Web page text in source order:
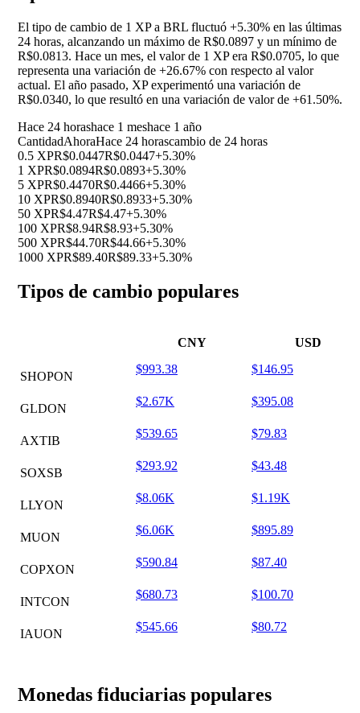
El tipo de cambio de 1 XP a BRL fluctuó +5.30% en las últimas
24 horas, alcanzando un máximo de R$0.0897 y un mínimo de
R$0.0813. Hace un mes, el valor de 1 XP era R$0.0705, lo que
representa una variación de +26.67% con respecto al valor
actual. El año pasado, XP experimentó una variación de
R$0.0340, lo que resultó en una variación de valor de +61.50%.
Hace 24 horashace 1 meshace 1 año
CantidadAhoraHace 24 horascambio de 24 horas
0.5 XPR$0.0447R$0.0447+5.30%
1 XPR$0.0894R$0.0893+5.30%
5 XPR$0.4470R$0.4466+5.30%
10 XPR$0.8940R$0.8933+5.30%
50 XPR$4.47R$4.47+5.30%
100 XPR$8.94R$8.93+5.30%
500 XPR$44.70R$44.66+5.30%
1000 XPR$89.40R$89.33+5.30%
Tipos de cambio populares
CNY USD
SHOPON
$993.38 $146.95
GLDON
$2.67K $395.08
AXTIB
$539.65 $79.83
SOXSB
$293.92 $43.48
LLYON
$8.06K $1.19K
MUON
$6.06K $895.89
COPXON
$590.84 $87.40
INTCON
$680.73 $100.70
IAUON
$545.66 $80.72
Monedas fiduciarias populares